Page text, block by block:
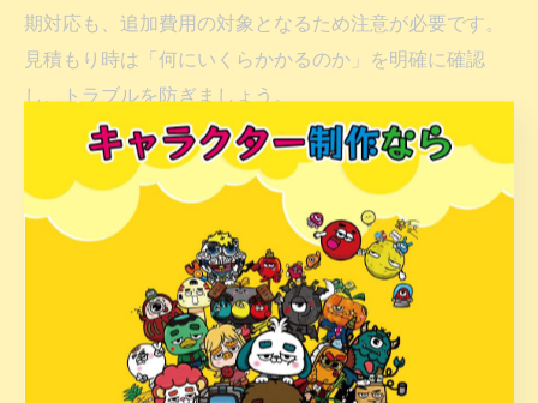
期対応も、追加費用の対象となるため注意が必要です。
見積もり時は「何にいくらかかるのか」を明確に確認
し、トラブルを防ぎましょう。
キャラクター制作費用と使用目的の関係を解説
キャラクター制作費用は、最終的な使用目的と密接に関
係しています。たとえば、広告や販促物・グッズ展開な
ど幅広い商用利用を想定する場合、キャラクターデザイ
ンのクオリティや著作権・ライセンス契約の条件が厳し
くなり、それに伴い費用も高くなります。逆に、個人利
用や限定的な用途であれば、シンプルな制作内容で費用